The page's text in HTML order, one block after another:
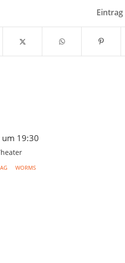
um 19:30
WORMS